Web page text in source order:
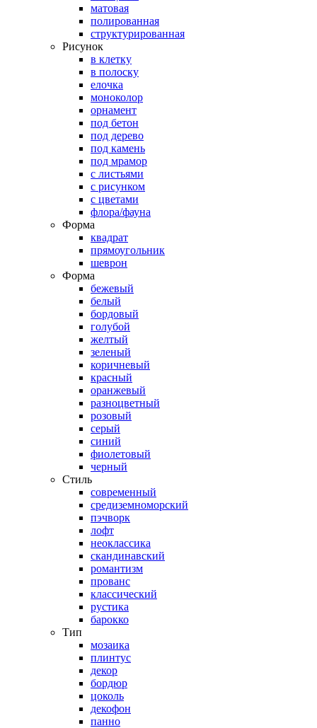
матовая
полированная
структурированная
Рисунок
в клетку
в полоску
елочка
моноколор
орнамент
под бетон
под дерево
под камень
под мрамор
с листьями
с рисунком
с цветами
флора/фауна
Форма
квадрат
прямоугольник
шеврон
Форма
бежевый
белый
бордовый
голубой
желтый
зеленый
коричневый
красный
оранжевый
разноцветный
розовый
серый
синий
фиолетовый
черный
Стиль
современный
средиземноморский
пэчворк
лофт
неоклассика
скандинавский
романтизм
прованс
классический
рустика
барокко
Тип
мозаика
плинтус
декор
бордюр
цоколь
декофон
панно